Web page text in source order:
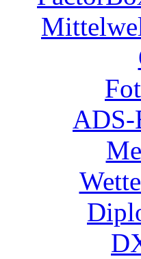
ADS-